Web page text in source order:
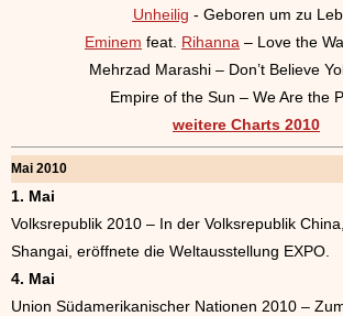
Unheilig - Geboren um zu
Eminem feat. Rihanna – Love the
Mehrzad Marashi – Don’t Believe
Empire of the Sun – We Are the
weitere Charts 2010
Mai 2010
1. Mai
Volksrepublik 2010 – In der Volksrepublik
Shangai, eröffnete die Weltausstellung EXPO.
4. Mai
Union Südamerikanischer Nationen 2010 –